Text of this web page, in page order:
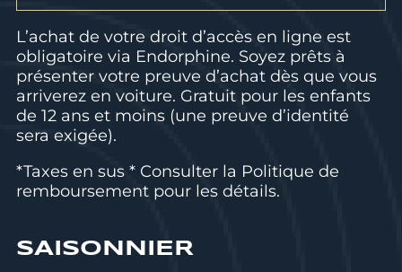
L’achat de votre droit d’accès en ligne est
obligatoire via Endorphine. Soyez prêts à
présenter votre preuve d’achat dès que vous
arriverez en voiture. Gratuit pour les enfants
de 12 ans et moins (une preuve d’identité
sera exigée).
*Taxes en sus * Consulter la Politique de
remboursement pour les détails.
SAISONNIER